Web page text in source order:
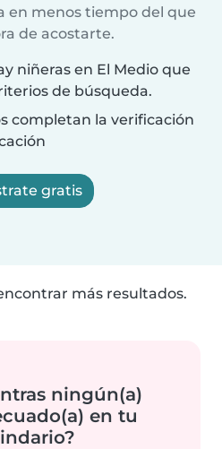
en menos tiempo del que
de acostarte.
niñeras en El Medio que
de búsqueda.
completan la verificación
gratis
más resultados.
ningún(a)
en tu